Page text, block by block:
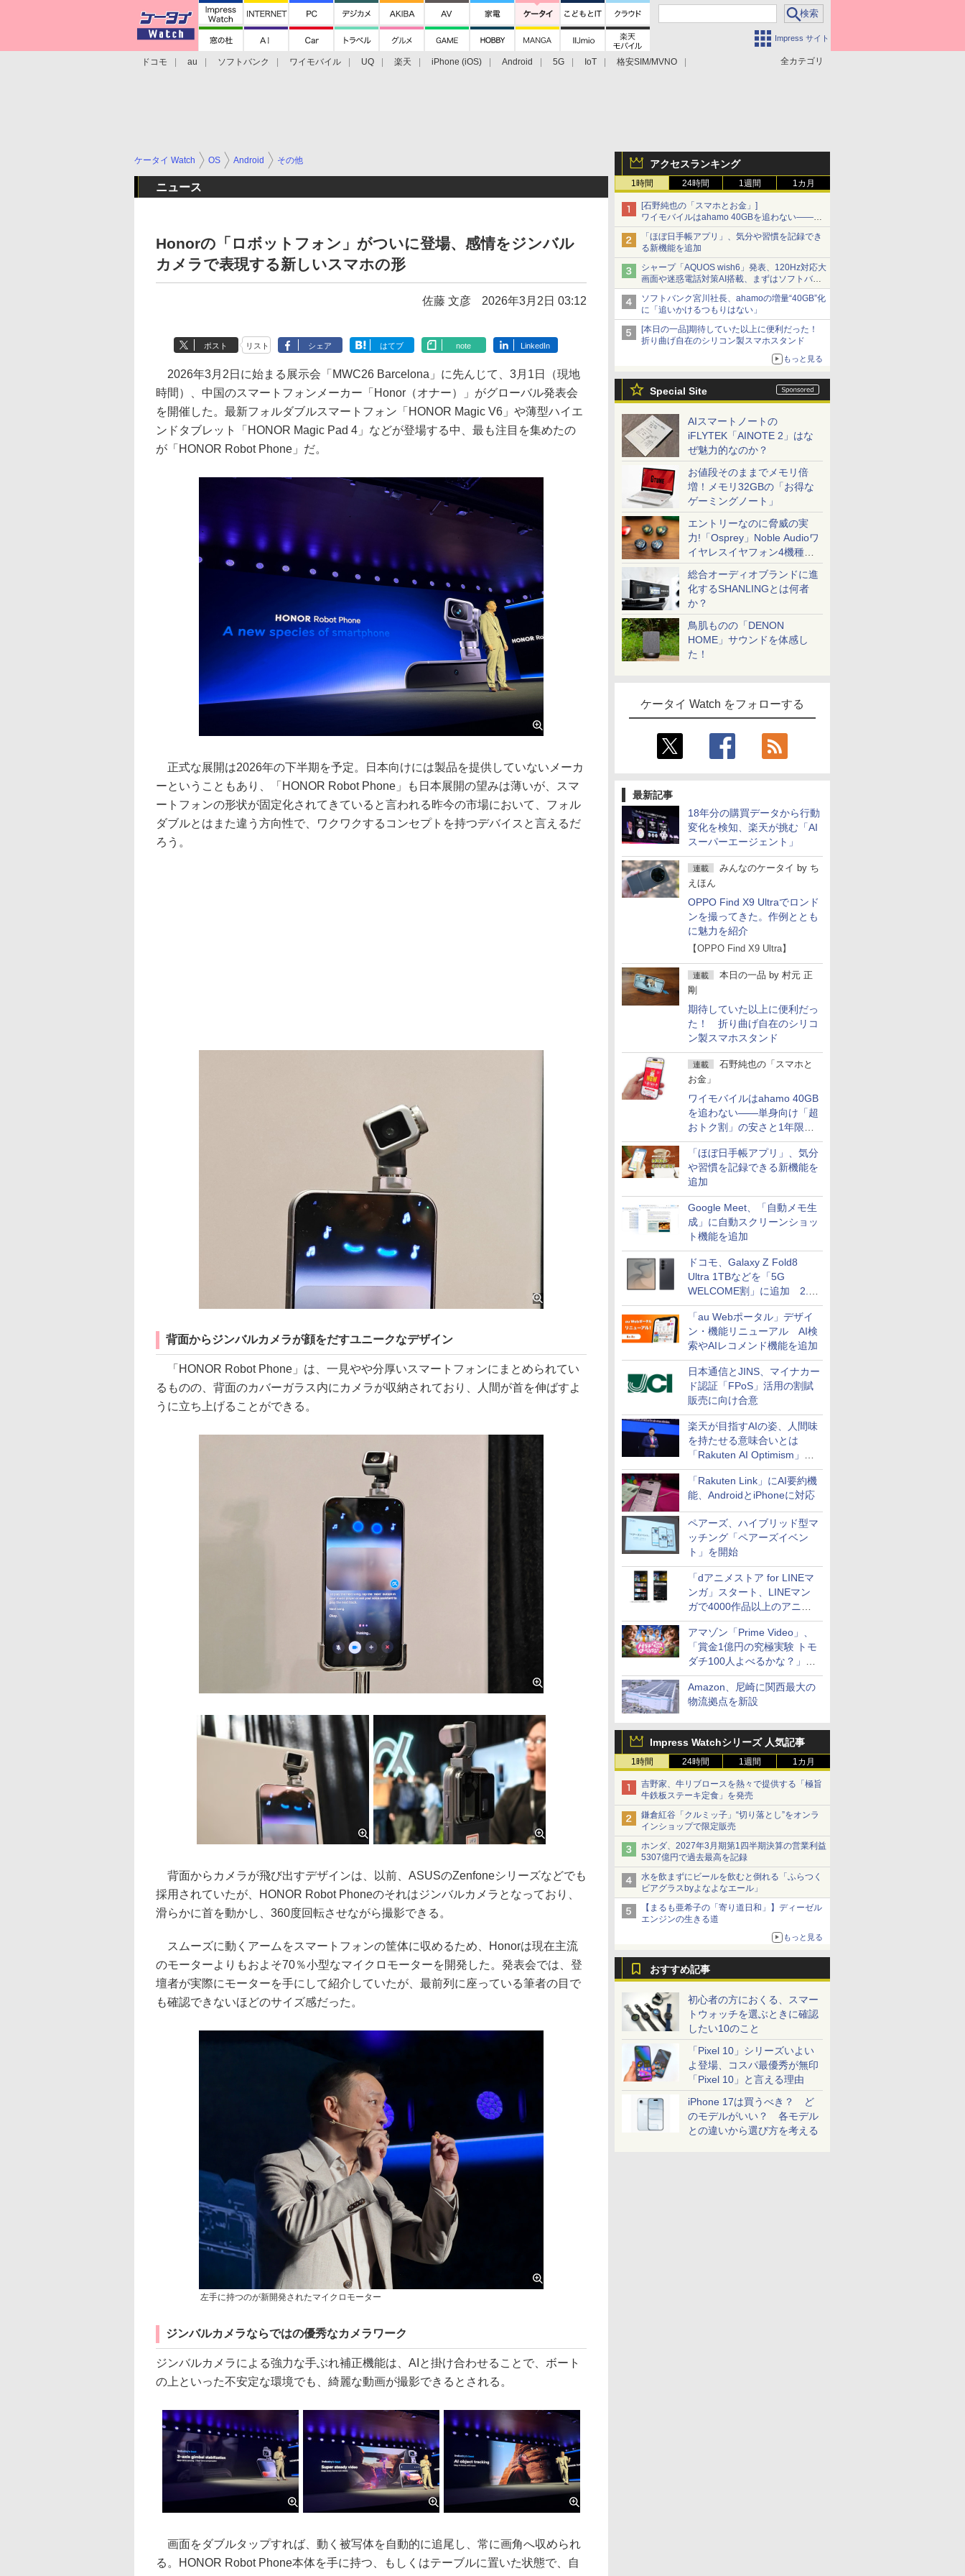
Impress サイト
全カテゴリ
ドコモ au ソフトバンク ワイモバイル UQ 楽天 iPhone (iOS) Android 5G IoT
格安SIM/MVNO
アクセスランキング
1時間 24時間 1週間 1カ月
[石野純也の「スマホとお金」]
ワイモバイルはahamo 40GBを追わない――単
身向け「超おトク割」の安さと1年限定の注意
「ほぼ日手帳アプリ」、気分や習慣を記録でき
る新機能を追加
シャープ「AQUOS wish6」発表、120Hz対応大
画面や迷惑電話対策AI搭載、まずはソフトバン
クの法人向け
ソフトバンク宮川社長、ahamoの増量“40GB”化
に「追いかけるつもりはない」
[本日の一品]期待していた以上に便利だった！
折り曲げ自在のシリコン製スマホスタンド
もっと見る
Special Site
AIスマートノートの
iFLYTEK「AINOTE 2」はな
ぜ魅力的なのか？
お値段そのままでメモリ倍
増！メモリ32GBの「お得な
ゲーミングノート」
エントリーなのに脅威の実
力!「Osprey」Noble Audioワ
イヤレスイヤフォン4機種を
一気に聴く
総合オーディオブランドに進
化するSHANLINGとは何者
か？
鳥肌ものの「DENON
HOME」サウンドを体感し
た！
ケータイ Watch をフォローする
最新記事
18年分の購買データから行動
変化を検知、楽天が挑む「AI
スーパーエージェント」
連載 みんなのケータイ by ち
えほん
OPPO Find X9 Ultraでロンド
ンを撮ってきた。作例ととも
に魅力を紹介
【OPPO Find X9 Ultra】
連載 本日の一品 by 村元 正
剛
期待していた以上に便利だっ
た！ 折り曲げ自在のシリコ
ン製スマホスタンド
連載
石野純也の「スマホと
お金」
ワイモバイルはahamo 40GB
を追わない――単身向け「超
おトク割」の安さと1年限定
の注意点
「ほぼ日手帳アプリ」、気分
や習慣を記録できる新機能を
追加
Google Meet、「自動メモ生
成」に自動スクリーンショッ
ト機能を追加
ドコモ、Galaxy Z Fold8
Ultra 1TBなどを「5G
WELCOME割」に追加 2.2
万円引き
「au Webポータル」デザイ
ン・機能リニューアル AI検
索やAIレコメンド機能を追加
日本通信とJINS、マイナカー
ド認証「FPoS」活用の割賦
販売に向け合意
楽天が目指すAIの姿、人間味
を持たせる意味合いとは
「Rakuten AI Optimism」三
木谷氏の基調講演
「Rakuten Link」にAI要約機
能、AndroidとiPhoneに対応
ペアーズ、ハイブリッド型マ
ッチング「ペアーズイベン
ト」を開始
「dアニメストア for LINEマ
ンガ」スタート、LINEマン
ガで4000作品以上のアニメ
見放題
アマゾン「Prime Video」、
「賞金1億円の究極実験 トモ
ダチ100人よべるかな？」シ
ーズン2の参加者公開
Amazon、尼崎に関西最大の
物流拠点を新設
Impress Watchシリーズ 人気記事
1時間 24時間 1週間 1カ月
吉野家、牛リブロースを熱々で提供する「極旨
牛鉄板ステーキ定食」を発売
鎌倉紅谷「クルミッ子」“切り落とし”をオンラ
インショップで限定販売
ホンダ、2027年3月期第1四半期決算の営業利益
5307億円で過去最高を記録
水を飲まずにビールを飲むと倒れる「ふらつく
ビアグラスbyよなよなエール」
【まるも亜希子の「寄り道日和」】ディーゼル
エンジンの生きる道
もっと見る
おすすめ記事
初心者の方におくる、スマー
トウォッチを選ぶときに確認
したい10のこと
「Pixel 10」シリーズいよい
よ登場、コスパ最優秀が無印
「Pixel 10」と言える理由
iPhone 17は買うべき？ ど
のモデルがいい？ 各モデル
との違いから選び方を考える
ケータイ Watch OS Android その他
ニュース
Honorの「ロボットフォン」がついに登場、感情をジンバル
カメラで表現する新しいスマホの形
佐藤 文彦 2026年3月2日 03:12
ポスト リスト シェア はてブ note LinkedIn
2026年3月2日に始まる展示会「MWC26 Barcelona」に先んじて、3月1日（現地
時間）、中国のスマートフォンメーカー「Honor（オナー）」がグローバル発表会
を開催した。最新フォルダブルスマートフォン「HONOR Magic V6」や薄型ハイエ
ンドタブレット「HONOR Magic Pad 4」などが登場する中、最も注目を集めたの
が「HONOR Robot Phone」だ。
正式な展開は2026年の下半期を予定。日本向けには製品を提供していないメーカ
ーということもあり、「HONOR Robot Phone」も日本展開の望みは薄いが、スマ
ートフォンの形状が固定化されてきていると言われる昨今の市場において、フォル
ダブルとはまた違う方向性で、ワクワクするコンセプトを持つデバイスと言えるだ
ろう。
背面からジンバルカメラが顔をだすユニークなデザイン
「HONOR Robot Phone」は、一見やや分厚いスマートフォンにまとめられてい
るものの、背面のカバーガラス内にカメラが収納されており、人間が首を伸ばすよ
うに立ち上げることができる。
背面からカメラが飛び出すデザインは、以前、ASUSのZenfoneシリーズなどでも
採用されていたが、HONOR Robot Phoneのそれはジンバルカメラとなっており、
滑らかに首を動かし、360度回転させながら撮影できる。
スムーズに動くアームをスマートフォンの筐体に収めるため、Honorは現在主流
のモーターよりもおよそ70％小型なマイクロモーターを開発した。発表会では、登
壇者が実際にモーターを手にして紹介していたが、最前列に座っている筆者の目で
も確認できないほどのサイズ感だった。
左手に持つのが新開発されたマイクロモーター
ジンバルカメラならではの優秀なカメラワーク
ジンバルカメラによる強力な手ぶれ補正機能は、AIと掛け合わせることで、ボート
の上といった不安定な環境でも、綺麗な動画が撮影できるとされる。
画面をダブルタップすれば、動く被写体を自動的に追尾し、常に画角へ収められ
る。HONOR Robot Phone本体を手に持つ、もしくはテーブルに置いた状態で、自